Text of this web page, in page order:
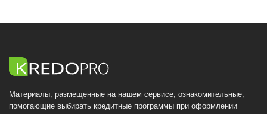
Материалы, размещенные на нашем сервисе, ознакомительные,
помогающие выбирать кредитные программы при оформлении